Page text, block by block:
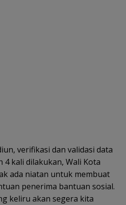
verifikasi dan validasi data
kali dilakukan, Wali Kota
ada niatan untuk membuat
penerima bantuan sosial.
keliru akan segera kita